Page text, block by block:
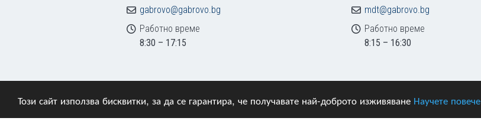
Този сайт използва бисквитки, за да се гарантира, че получавате най-доброто изживяване Научете повече
gabrovo@gabrovo.bg
Работно време
8:30 – 17:15
mdt@gabrovo.bg
Работно време
8:15 – 16:30
© 2009–2026 Община Габрово. Всички права запазени.